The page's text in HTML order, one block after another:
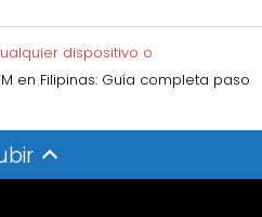
dispositivo o
en Filipinas: Guía completa paso